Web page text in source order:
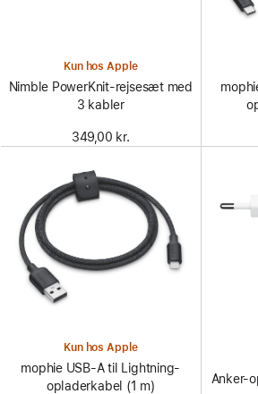
Kun hos Apple
Nimble PowerKnit-rejsesæt med
3 kabler
349,00 kr.
Kun hos Apple
mophie USB-A til Lightning-
opladerkabel (1 m)
Anker-